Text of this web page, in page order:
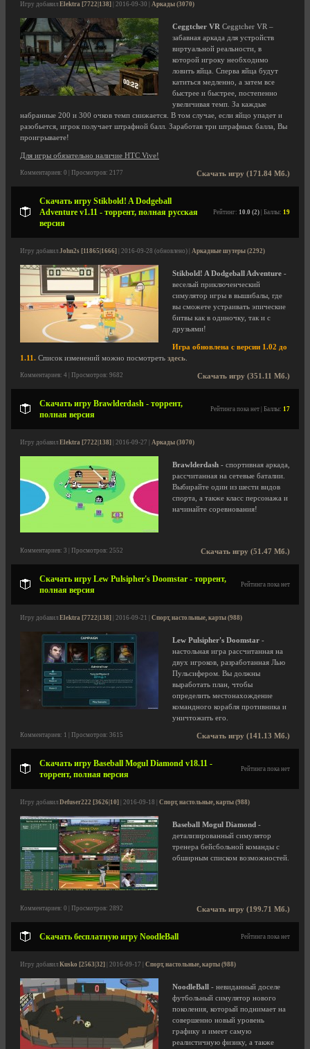
Игру добавил Elektra [7722|138] | 2016-09-30 | Аркады (3070)
Ceggtcher VR Ceggtcher VR –
забавная аркада для устройств
виртуальной реальности, в
которой игроку необходимо
ловить яйца. Сперва яйца будут
катиться медленно, а затем все
быстрее и быстрее, постепенно
увеличивая темп. За каждые
набранные 200 и 300 очков темп снижается. В том случае, если яйцо упадет и
разобьется, игрок получает штрафной балл. Заработав три штрафных балла, Вы
проигрываете!
Для игры обязательно наличие HTC Vive!
Скачать игру (171.84 Мб.)
Комментариев: 0 | Просмотров: 2177
Скачать игру Stikbold! A Dodgeball
Adventure v1.11 - торрент, полная русская
версия
Рейтинг: 10.0 (2) | Баллы: 19
Игру добавил John2s [11865|1666] | 2016-09-28 (обновлено) | Аркадные шутеры (2292)
Stikbold! A Dodgeball Adventure -
веселый приключенческий
симулятор игры в вышибалы, где
вы сможете устраивать эпические
битвы как в одиночку, так и с
друзьями!
Игра обновлена с версии 1.02 до
1.11. Список изменений можно посмотреть здесь
Скачать игру (351.11 Мб.)
Комментариев: 4 | Просмотров: 9682
Скачать игру Brawlderdash - торрент,
полная версия
Рейтинга пока нет | Баллы: 17
Игру добавил Elektra [7722|138] | 2016-09-27 | Аркады (3070)
Brawlderdash - спортивная аркада,
рассчитанная на сетевые баталии.
Выбирайте один из шести видов
спорта, а также класс персонажа и
начинайте соревнования!
Скачать игру (51.47 Мб.)
Комментариев: 3 | Просмотров: 2552
Скачать игру Lew Pulsipher's Doomstar - торрент,
полная версия
Рейтинга пока нет
Игру добавил Elektra [7722|138] | 2016-09-21 | Спорт, настольные, карты (988)
Lew Pulsipher's Doomstar -
настольная игра рассчитанная на
двух игроков, разработанная Лью
Пульсифером. Вы должны
выработать план, чтобы
определить местонахождение
командного корабля противника и
уничтожить его.
Скачать игру (141.13 Мб.)
Комментариев: 1 | Просмотров: 3615
Скачать игру Baseball Mogul Diamond v18.11 -
торрент, полная версия
Рейтинга пока нет
Игру добавил Defuser222 [3626|10] | 2016-09-18 | Спорт, настольные, карты (988)
Baseball Mogul Diamond -
детализированный симулятор
тренера бейсбольной команды с
обширным списком возможностей.
Скачать игру (199.71 Мб.)
Комментариев: 0 | Просмотров: 2892
Скачать бесплатную игру NoodleBall Рейтинга пока нет
Игру добавил Kusko [2563|32] | 2016-09-17 | Спорт, настольные, карты (988)
NoodleBall - невиданный доселе
футбольный симулятор нового
поколения, который поднимает на
совершенно новый уровень
графику и имеет самую
реалистичную физику, а также